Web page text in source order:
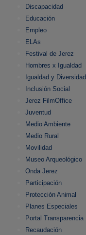
Discapacidad
Educación
Empleo
ELAs
Festival de Jerez
Hombres x Igualdad
Igualdad y Diversidad
Inclusión Social
Jerez FilmOffice
Juventud
Medio Ambiente
Medio Rural
Movilidad
Museo Arqueológico
Onda Jerez
Participación
Protección Animal
Planes Especiales
Portal Transparencia
Recaudación